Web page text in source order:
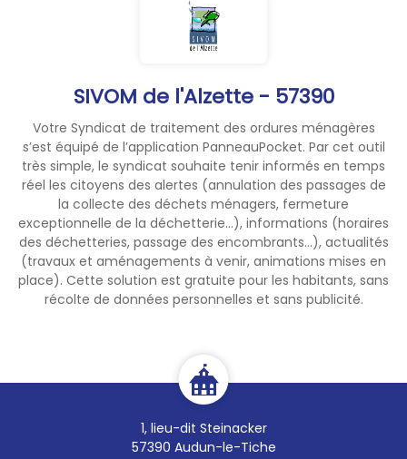
SIVOM de l'Alzette - 57390
Votre Syndicat de traitement des ordures ménagères
s’est équipé de l’application PanneauPocket. Par cet outil
très simple, le syndicat souhaite tenir informés en temps
réel les citoyens des alertes (annulation des passages de
la collecte des déchets ménagers, fermeture
exceptionnelle de la déchetterie...), informations (horaires
des déchetteries, passage des encombrants...), actualités
(travaux et aménagements à venir, animations mises en
place). Cette solution est gratuite pour les habitants, sans
récolte de données personnelles et sans publicité.
1, lieu-dit Steinacker
57390 Audun-le-Tiche
par la canicule de fin juin et
l’absence de précipitations.
Les cours d’eau et les nappes
niveaux nettement inférieurs
aux normales saisonnières,
menaçant
l’approvisionnement en eau
potable, l’agriculture, et les
écosystèmes aquatiques. Les
prévisions météorologiques
ne laissent pas présager
d’amélioration significative
dans les prochains jours.
Mortalité piscicole due à une
oxygénation insuffisante du
milieu observée dans la Nied,
Tensions sur la ressource en
eau potable,